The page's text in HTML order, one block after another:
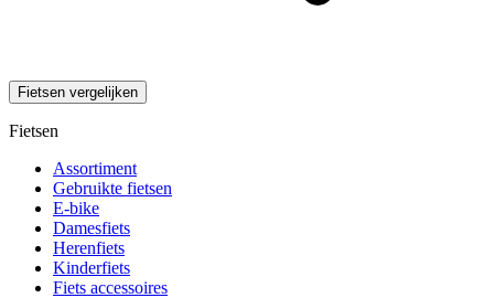
Fietsen vergelijken
Fietsen
Assortiment
Gebruikte fietsen
E-bike
Damesfiets
Herenfiets
Kinderfiets
Fiets accessoires